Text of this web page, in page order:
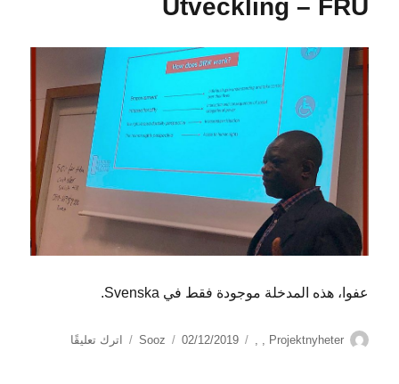
Utveckling – FRU
عفوا، هذه المدخلة موجودة فقط في Svenska.
الكاتب Sooz
نُشرت 02/12/2019
التصنيفات , , Projektnyheter اترك تعليقًا